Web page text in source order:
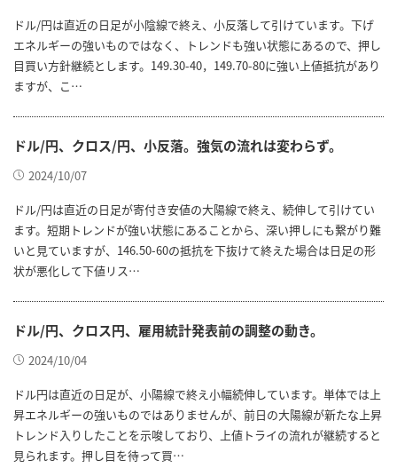
ドル/円は直近の日足が小陰線で終え、小反落して引けています。下げ
エネルギーの強いものではなく、トレンドも強い状態にあるので、押し
目買い方針継続とします。149.30-40，149.70-80に強い上値抵抗があり
ますが、こ…
ドル/円、クロス/円、小反落。強気の流れは変わらず。
2024/10/07
ドル/円は直近の日足が寄付き安値の大陽線で終え、続伸して引けてい
ます。短期トレンドが強い状態にあることから、深い押しにも繋がり難
いと見ていますが、146.50-60の抵抗を下抜けて終えた場合は日足の形
状が悪化して下値リス…
ドル/円、クロス円、雇用統計発表前の調整の動き。
2024/10/04
ドル円は直近の日足が、小陽線で終え小幅続伸しています。単体では上
昇エネルギーの強いものではありませんが、前日の大陽線が新たな上昇
トレンド入りしたことを示唆しており、上値トライの流れが継続すると
見られます。押し目を待って買…